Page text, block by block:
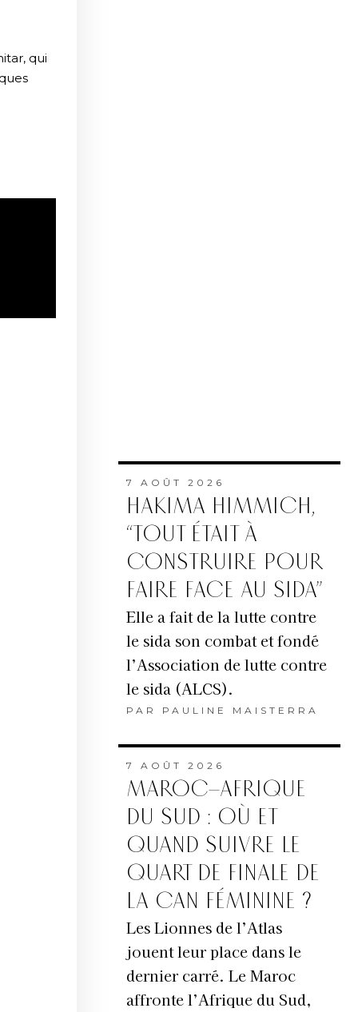
qui
7 AOÛT 2026
HAKIMA HIMMICH,
“TOUT ÉTAIT À
CONSTRUIRE POUR
FAIRE FACE AU SIDA”
Elle a fait de la lutte contre
le sida son combat et fondé
l’Association de lutte contre
le sida (ALCS).
PAR PAULINE MAISTERRA
7 AOÛT 2026
MAROC–AFRIQUE
DU SUD : OÙ ET
QUAND SUIVRE LE
QUART DE FINALE DE
LA CAN FÉMININE ?
Les Lionnes de l’Atlas
jouent leur place dans le
dernier carré. Le Maroc
affronte l’Afrique du Sud,